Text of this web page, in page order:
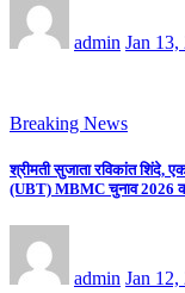
admin Jan 13,
Breaking News
श्रीमती सुजाता रविकांत शिंदे,
(UBT) MBMC चुनाव 2026
admin Jan 12,